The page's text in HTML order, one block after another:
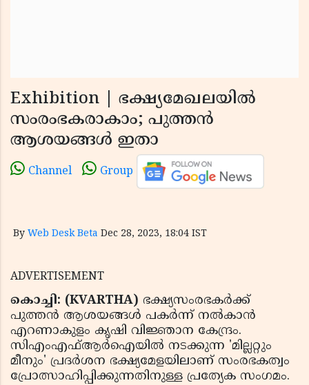
Exhibition | ഭക്ഷ്യമേഖലയില്‍
സംരംഭകരാകാം; പുത്തന്‍
ആശയങ്ങള്‍ ഇതാ
Channel Group
By Web Desk Beta Dec 28, 2023, 18:04 IST
ADVERTISEMENT
കൊച്ചി: (KVARTHA) ഭക്ഷ്യസംരഭകര്‍ക്ക്
പുത്തന്‍ ആശയങ്ങള്‍ പകര്‍ന്ന് നല്‍കാന്‍
എറണാകുളം കൃഷി വിജ്ഞാന കേന്ദ്രം.
സിഎംഎഫ്ആര്‍ഐയില്‍ നടക്കുന്ന 'മില്ലറ്റും
മീനും' പ്രദര്‍ശന ഭക്ഷ്യമേളയിലാണ് സംരഭകത്വം
പ്രോത്സാഹിപ്പിക്കുന്നതിനുള്ള പ്രത്യേക സംഗമം.